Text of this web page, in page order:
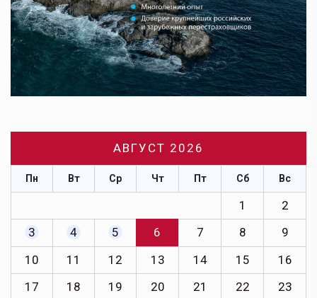
АВГУСТ 2026
Пн Вт Ср Чт Пт Сб Вс
1
2
3
4 5 6 7 8
9
10
11 12 13 14 15
16
17
18 19 20 21 22
23